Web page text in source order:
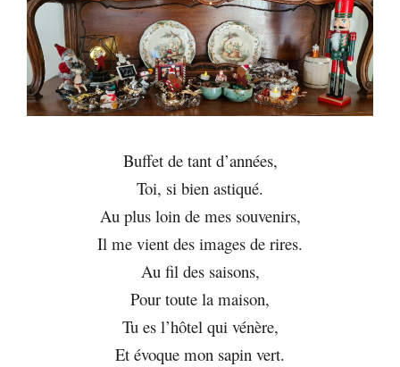
Buffet de tant d’années,
Toi, si bien astiqué.
Au plus loin de mes souvenirs,
Il me vient des images de rires.
Au fil des saisons,
Pour toute la maison,
Tu es l’hôtel qui vénère,
Et évoque mon sapin vert.